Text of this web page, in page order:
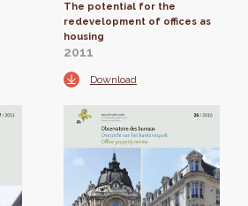
The potential for the
redevelopment of offices as
housing
2011
Download